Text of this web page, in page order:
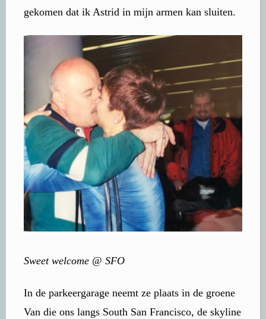
gekomen dat ik Astrid in mijn armen kan sluiten.
Sweet welcome @ SFO
In de parkeergarage neemt ze plaats in de groene
Van die ons langs South San Francisco, de skyline